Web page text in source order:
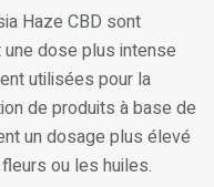
Haze CBD sont
dose plus intense
utilisées pour la
de produits à base de
un dosage plus élevé
ou les huiles.